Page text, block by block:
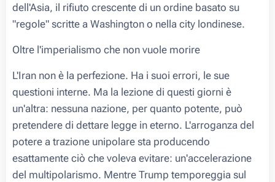
dell'Asia, il rifiuto crescente di un ordine basato su
"regole" scritte a Washington o nella city londinese.
Oltre l'imperialismo che non vuole morire
L'Iran non è la perfezione. Ha i suoi errori, le sue
questioni interne. Ma la lezione di questi giorni è
un'altra: nessuna nazione, per quanto potente, può
pretendere di dettare legge in eterno. L'arroganza del
potere a trazione unipolare sta producendo
esattamente ciò che voleva evitare: un'accelerazione
del multipolarismo. Mentre Trump temporeggia sul